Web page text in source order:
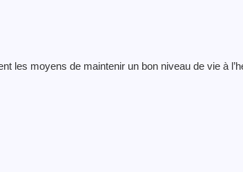
les moyens de maintenir un bon niveau de vie à